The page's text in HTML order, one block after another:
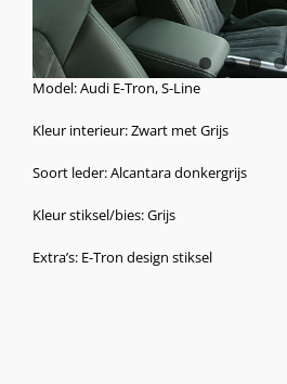
Model: Audi E-Tron, S-Line
Kleur interieur: Zwart met Grijs
Soort leder: Alcantara donkergrijs
Kleur stiksel/bies: Grijs
Extra’s: E-Tron design stiksel